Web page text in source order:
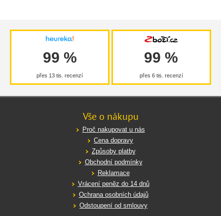
99 %
přes 13 tis. recenzí
99 %
přes 6 tis. recenzí
Vše o nákupu
Proč nakupovat u nás
Cena dopravy
Způsoby platby
Obchodní podmínky
Reklamace
Vrácení peněz do 14 dnů
Ochrana osobních údajů
Odstoupení od smlouvy